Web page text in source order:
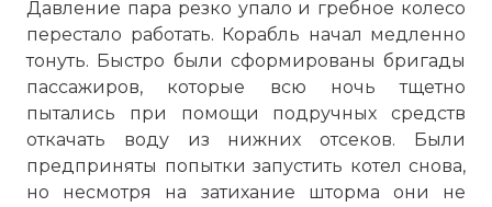
Давление пара резко упало и гребное колесо
перестало работать. Корабль начал медленно
тонуть. Быстро были сформированы бригады
пассажиров, которые всю ночь тщетно
пытались при помощи подручных средств
откачать воду из нижних отсеков. Были
предприняты попытки запустить котел снова,
но несмотря на затихание шторма они не